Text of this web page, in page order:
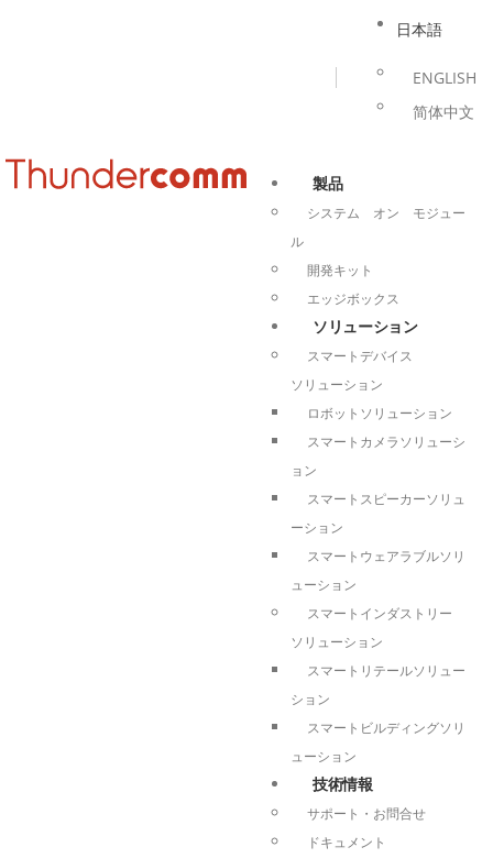
日本語
ENGLISH
简体中文
製品
システム オン モジュー
ル
開発キット
エッジボックス
ソリューション
スマートデバイス
ソリューション
ロボットソリューション
スマートカメラソリューシ
ョン
スマートスピーカーソリュ
ーション
スマートウェアラブルソリ
ューション
スマートインダストリー
ソリューション
スマートリテールソリュー
ション
スマートビルディングソリ
ューション
技術情報
サポート・お問合せ
ドキュメント